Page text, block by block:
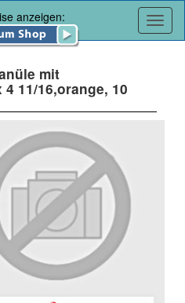
anzeigen:
mit
11/16,orange, 10